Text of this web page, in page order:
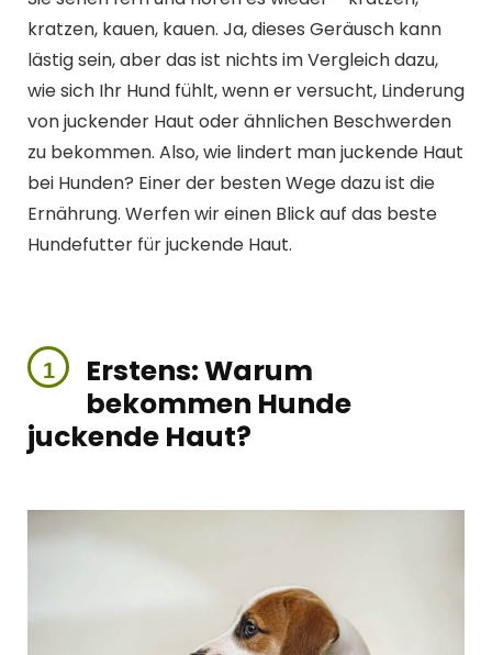
kratzen, kauen, kauen. Ja, dieses Geräusch kann
lästig sein, aber das ist nichts im Vergleich dazu,
wie sich Ihr Hund fühlt, wenn er versucht, Linderung
von juckender Haut oder ähnlichen Beschwerden
zu bekommen. Also, wie lindert man juckende Haut
bei Hunden? Einer der besten Wege dazu ist die
Ernährung. Werfen wir einen Blick auf das beste
Hundefutter für juckende Haut.
Erstens: Warum
bekommen Hunde
juckende Haut?